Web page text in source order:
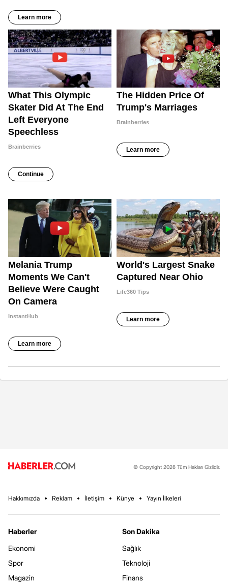
© Copyright 2026 Tüm Hakları Gizlidir.
Hakkımızda Reklam İletişim Künye Yayın İlkeleri
Haberler
Ekonomi
Spor
Magazin
Son Dakika
Sağlık
Teknoloji
Finans